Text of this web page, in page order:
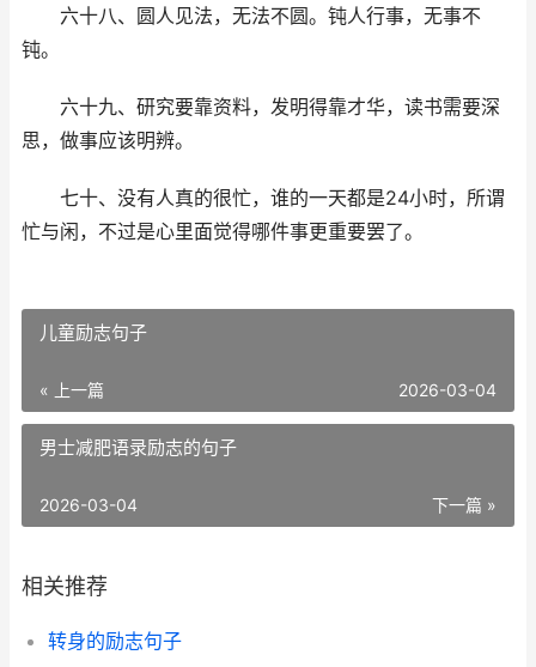
六十八、圆人见法，无法不圆。钝人行事，无事不
钝。
六十九、研究要靠资料，发明得靠才华，读书需要深
思，做事应该明辨。
七十、没有人真的很忙，谁的一天都是24小时，所谓
忙与闲，不过是心里面觉得哪件事更重要罢了。
​儿童励志句子
« 上一篇 2026-03-04
​男士减肥语录励志的句子
下一篇 »
2026-03-04
相关推荐
​转身的励志句子